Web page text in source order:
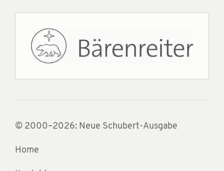
© 2000–2026: Neue Schubert-Ausgabe
Home